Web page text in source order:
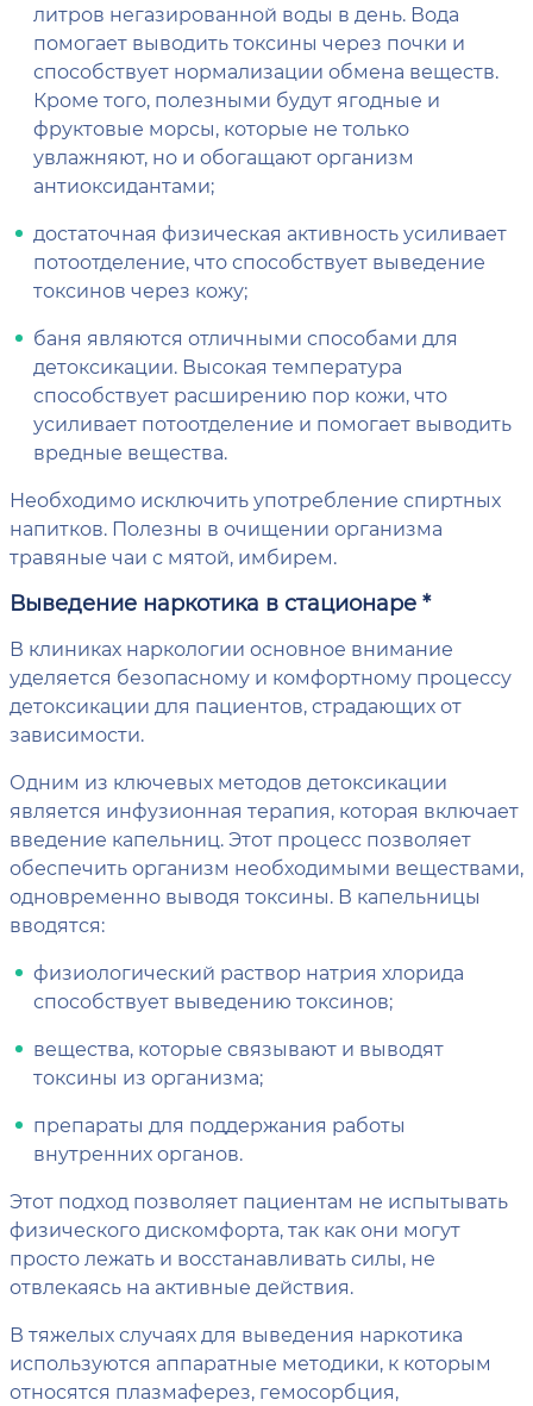
литров негазированной воды в день. Вода
помогает выводить токсины через почки и
способствует нормализации обмена веществ.
Кроме того, полезными будут ягодные и
фруктовые морсы, которые не только
увлажняют, но и обогащают организм
антиоксидантами;
достаточная физическая активность усиливает
потоотделение, что способствует выведение
токсинов через кожу;
баня являются отличными способами для
детоксикации. Высокая температура
способствует расширению пор кожи, что
усиливает потоотделение и помогает выводить
вредные вещества.
Необходимо исключить употребление спиртных
напитков. Полезны в очищении организма
травяные чаи с мятой, имбирем.
Выведение наркотика в стационаре *
В клиниках наркологии основное внимание
уделяется безопасному и комфортному процессу
детоксикации для пациентов, страдающих от
зависимости.
Одним из ключевых методов детоксикации
является инфузионная терапия, которая включает
введение капельниц. Этот процесс позволяет
обеспечить организм необходимыми веществами,
одновременно выводя токсины. В капельницы
вводятся:
физиологический раствор натрия хлорида
способствует выведению токсинов;
вещества, которые связывают и выводят
токсины из организма;
препараты для поддержания работы
внутренних органов.
Этот подход позволяет пациентам не испытывать
физического дискомфорта, так как они могут
просто лежать и восстанавливать силы, не
отвлекаясь на активные действия.
В тяжелых случаях для выведения наркотика
используются аппаратные методики, к которым
относятся плазмаферез, гемосорбция,